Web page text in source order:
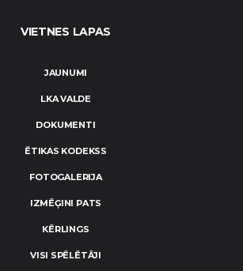
VIETNES LAPAS
JAUNUMI
LKA VALDE
DOKUMENTI
ĒTIKAS KODEKSS
FOTOGALERIJA
IZMĒĢINI PATS
KĒRLINGS
VISI SPĒLĒTĀJI